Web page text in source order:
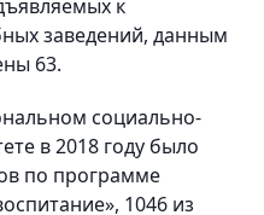
к
заведений, данным
63.
социально-
в 2018 году было
по программе
1046 из